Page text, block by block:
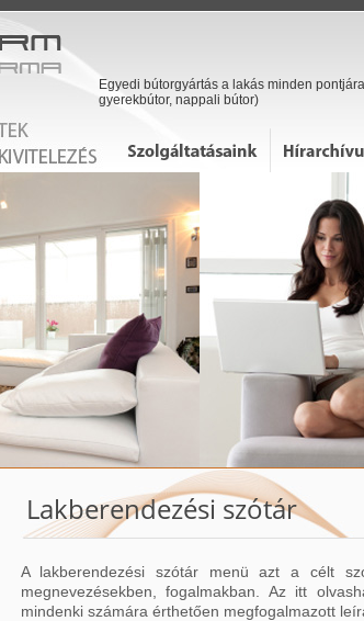
Egyedi bútorgyártás a lakás minden
gyerekbútor, nappali bútor)
Lakberendezési szótár
A lakberendezési szótár menü azt a célt
megnevezésekben, fogalmakban. Az itt
mindenki számára érthetően megfogalmazott